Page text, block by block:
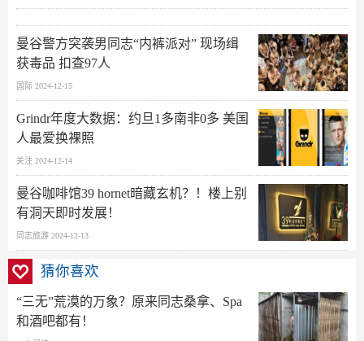
曼谷警方突袭男同志“内裤派对” 现场缉
获毒品 扣查97人
国际 2024-12-15
Grindr年度大数据：约旦1多南非0多 美国
人最爱换裸照
关注 2024-12-14
曼谷咖啡馆39 hornet暗藏玄机？！楼上别
有洞天即时发展！
同志旅游 2024-12-13
猜你喜欢
“三无”荒漠的万象？原来同志桑拿、Spa
和酒吧都有！